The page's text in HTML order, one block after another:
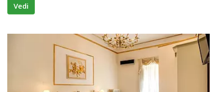
Vedi